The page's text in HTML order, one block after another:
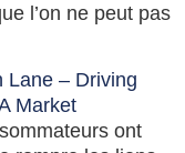
l’on ne peut pas
Lane – Driving
Market
ont